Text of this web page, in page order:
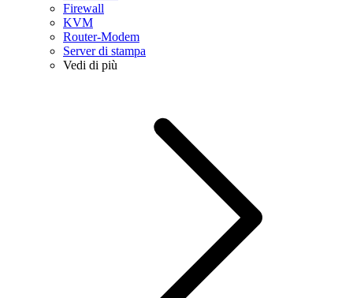
Firewall
KVM
Router-Modem
Server di stampa
Vedi di più